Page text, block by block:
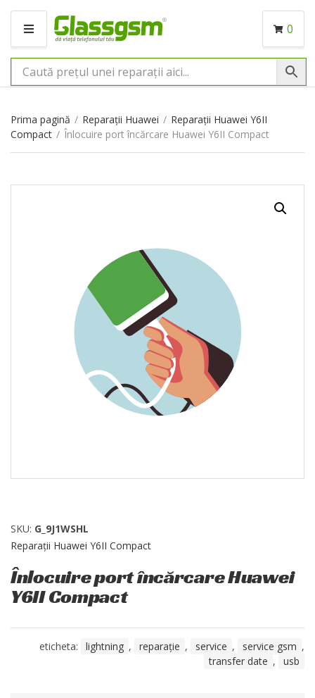
M
N
I
0
Prima pagină / Reparații Huawei / Reparații Huawei Y6II
Compact / Înlocuire port încărcare Huawei Y6II Compact
SKU: G_9J1WSHL
Reparații Huawei Y6II Compact
Înlocuire port încărcare Huawei
Y6II Compact
eticheta: lightning , reparație , service , service gsm ,
transfer date , usb